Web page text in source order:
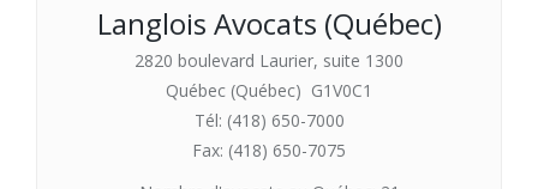
Langlois Avocats (Québec)
2820 boulevard Laurier, suite 1300
Québec (Québec) G1V0C1
Tél: (418) 650-7000
Fax: (418) 650-7075